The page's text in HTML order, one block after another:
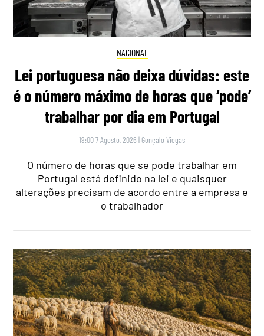
NACIONAL
Lei portuguesa não deixa dúvidas: este
é o número máximo de horas que ‘pode’
trabalhar por dia em Portugal
19:00 7 Agosto, 2026 | Gonçalo Viegas
O número de horas que se pode trabalhar em
Portugal está definido na lei e quaisquer
alterações precisam de acordo entre a empresa e
o trabalhador